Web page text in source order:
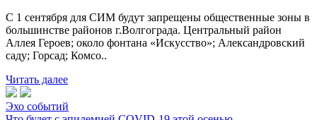
С 1 сентября для СИМ будут запрещены общественные зоны в
большинстве районов г.Волгограда. Центральный район
Аллея Героев; около фонтана «Искусство»; Александровский
саду; Горсад; Комсо..
Читать далее
Эхо событий